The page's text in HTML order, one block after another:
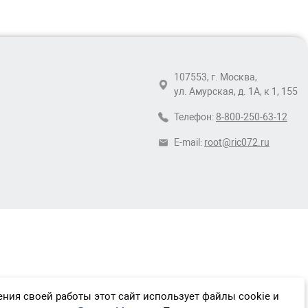
107553, г. Москва,
ул. Амурская, д. 1А, к 1, 155
Телефон: 8-800-250-63-12
E-mail: root@ric072.ru
своей работы этот сайт использует файлы cookie и